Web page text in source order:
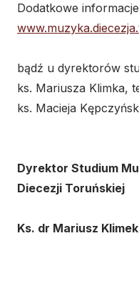
Dodatkowe
bądź u dyrektorów
ks. Mariusza Klimka,
ks. Macieja
Dyrektor Studium
Diecezji Toruńskiej
Ks. dr Mariusz Klimek